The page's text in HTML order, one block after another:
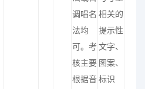
调唱名
法均
可。考
核主要
根据音
相关的
提示性
文字、
图案、
标识